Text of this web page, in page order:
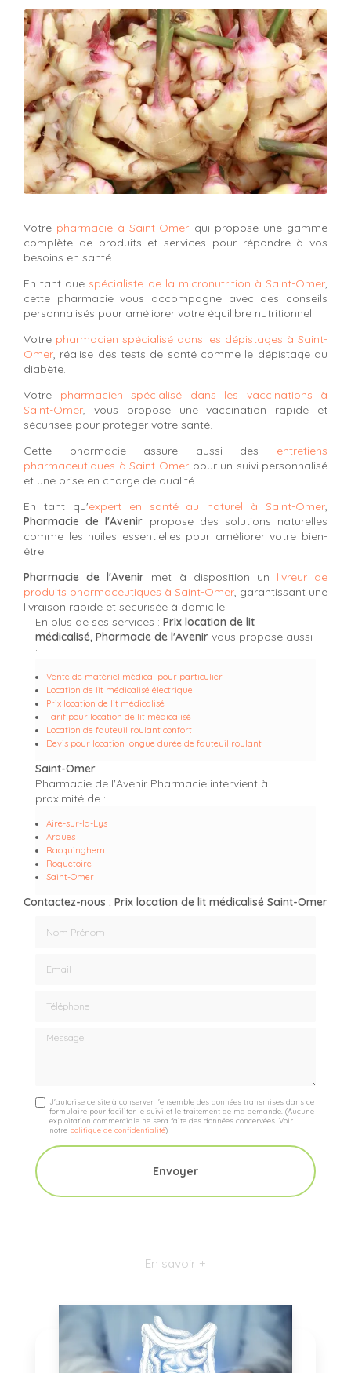
Votre pharmacie à Saint-Omer qui propose une gamme
complète de produits et services pour répondre à vos
besoins en santé.
En tant quespécialiste de la micronutrition à Saint-Omer,
cette pharmacie vous accompagne avec des conseils
personnalisés pour améliorer votre équilibre nutritionnel.
Votre pharmacien spécialisé dans les dépistages à Saint-
Omer, réalise des tests de santé comme le dépistage du
diabète.
Votre pharmacien spécialisé dans les vaccinations à
Saint-Omer, vous propose une vaccination rapide et
sécurisée pour protéger votre santé.
Cette pharmacie assure aussi des entretiens
pharmaceutiques à Saint-Omer pour un suivi personnalisé
et une prise en charge de qualité.
En tant qu'expert en santé au naturel à Saint-Omer,
Pharmacie de l'Avenir propose des solutions naturelles
comme les huiles essentielles pour améliorer votre bien-
être.
Pharmacie de l'Avenir met à disposition un livreur de
produits pharmaceutiques à Saint-Omer, garantissant une
livraison rapide et sécurisée à domicile.
En plus de ses services : Prix location de lit
médicalisé, Pharmacie de l'Avenir vous propose aussi
:
Vente de matériel médical pour particulier
Location de lit médicalisé électrique
Prix location de lit médicalisé
Tarif pour location de lit médicalisé
Location de fauteuil roulant confort
Devis pour location longue durée de fauteuil roulant
Saint-Omer
Pharmacie de l'Avenir Pharmacie intervient à
proximité de :
Aire-sur-la-Lys
Arques
Racquinghem
Roquetoire
Saint-Omer
Contactez-nous : Prix location de lit médicalisé Saint-Omer
Message
J'autorise ce site à conserver l'ensemble des données transmises dans ce
formulaire pour faciliter le suivi et le traitement de ma demande.(Aucune
exploitation commerciale ne sera faite des données concervées. Voir
notre politique de confidentialité)
En savoir +